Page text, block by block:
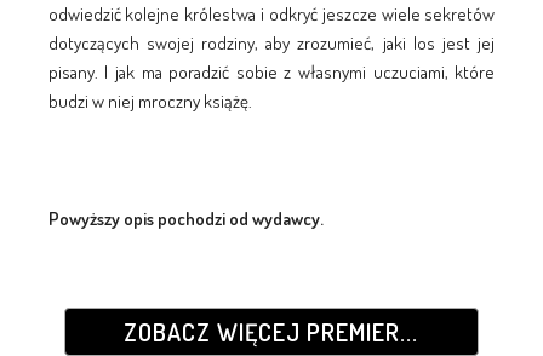
odwiedzić kolejne królestwa i odkryć jeszcze wiele sekretów
dotyczących swojej rodziny, aby zrozumieć, jaki los jest jej
pisany. I jak ma poradzić sobie z własnymi uczuciami, które
budzi w niej mroczny książę.
Powyższy opis pochodzi od wydawcy.
ZOBACZ WIĘCEJ PREMIER...